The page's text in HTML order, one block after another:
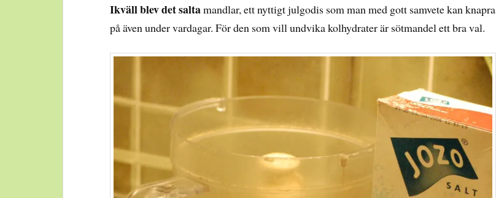
Ikväll blev det saltamandlar, ett nyttigt julgodis som man med gott samvete kan knapra
på även under vardagar. För den som vill undvika kolhydrater är sötmandel ett bra val.